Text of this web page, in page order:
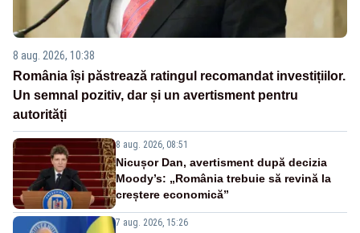
8 aug. 2026, 10:38
România își păstrează ratingul recomandat investițiilor.
Un semnal pozitiv, dar și un avertisment pentru
autorități
8 aug. 2026, 08:51
Nicușor Dan, avertisment după decizia
Moody’s: „România trebuie să revină la
creștere economică”
7 aug. 2026, 15:26